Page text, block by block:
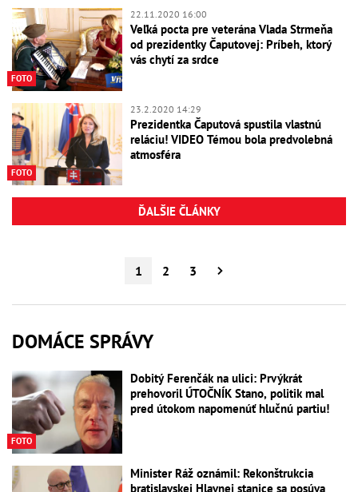
FOTO
22.11.2020 16:00
Veľká pocta pre veterána Vlada Strmeňa
od prezidentky Čaputovej: Príbeh, ktorý
vás chytí za srdce
FOTO
23.2.2020 14:29
Prezidentka Čaputová spustila vlastnú
reláciu! VIDEO Témou bola predvolebná
atmosféra
ĎALŠIE ČLÁNKY
1 2 3
DOMÁCE SPRÁVY
FOTO
Dobitý Ferenčák na ulici: Prvýkrát
prehovoril ÚTOČNÍK Stano, politik mal
pred útokom napomenúť hlučnú partiu!
Minister Ráž oznámil: Rekonštrukcia
bratislavskej Hlavnej stanice sa posúva